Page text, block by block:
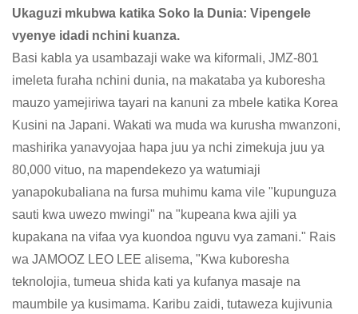
Ukaguzi mkubwa katika Soko la Dunia: Vipengele
vyenye idadi nchini kuanza.
Basi kabla ya usambazaji wake wa kiformali, JMZ-801
imeleta furaha nchini dunia, na makataba ya kuboresha
mauzo yamejiriwa tayari na kanuni za mbele katika Korea
Kusini na Japani. Wakati wa muda wa kurusha mwanzoni,
mashirika yanavyojaa hapa juu ya nchi zimekuja juu ya
80,000 vituo, na mapendekezo ya watumiaji
yanapokubaliana na fursa muhimu kama vile "kupunguza
sauti kwa uwezo mwingi" na "kupeana kwa ajili ya
kupakana na vifaa vya kuondoa nguvu vya zamani." Rais
wa JAMOOZ LEO LEE alisema, "Kwa kuboresha
teknolojia, tumeua shida kati ya kufanya masaje na
maumbile ya kusimama. Karibu zaidi, tutaweza kujivunia